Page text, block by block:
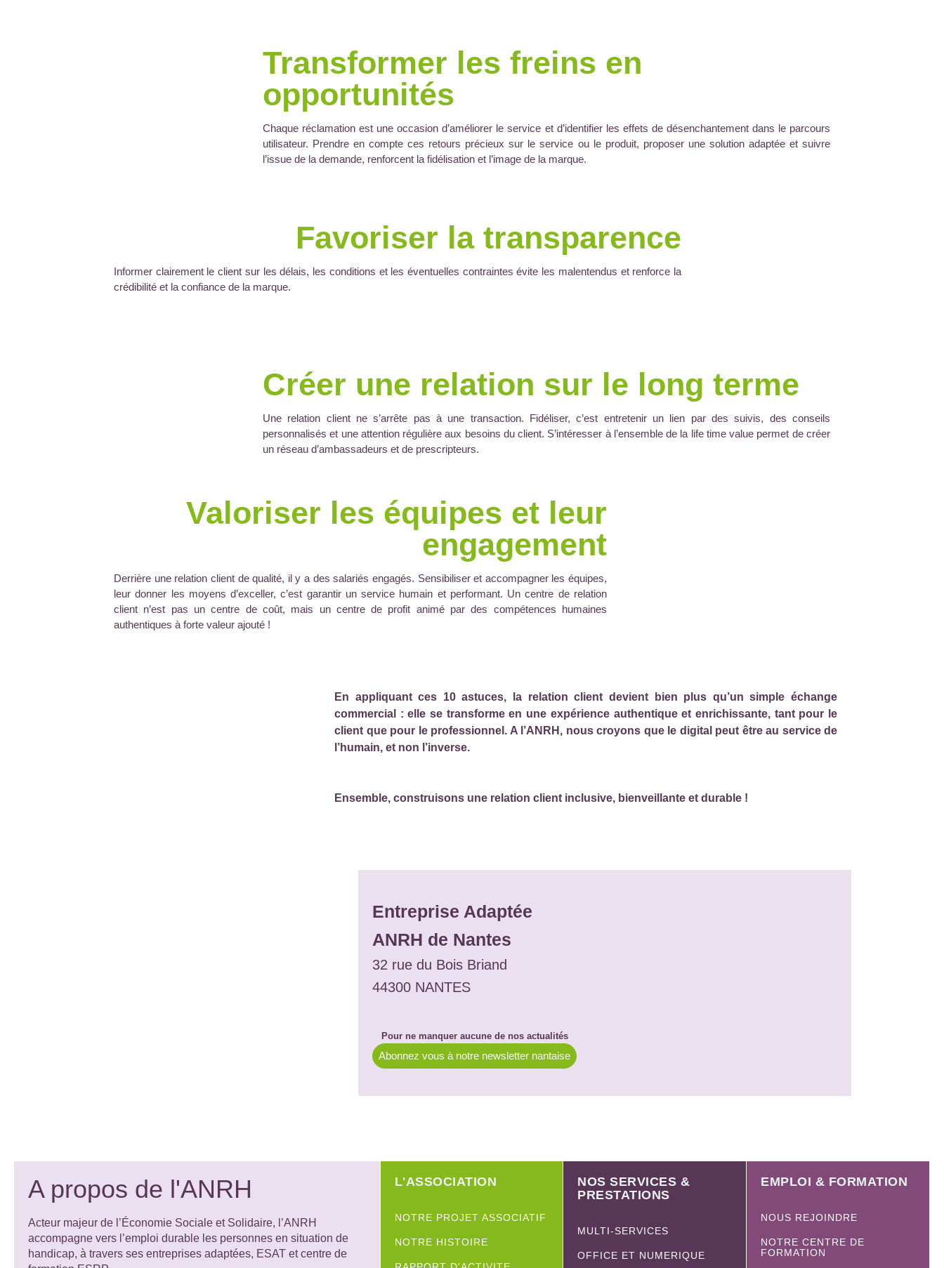
Transformer les freins en
opportunités
Chaque réclamation est une occasion d’améliorer le service et d’identifier les effets de désenchantement dans le parcours
utilisateur. Prendre en compte ces retours précieux sur le service ou le produit, proposer une solution adaptée et suivre
l’issue de la demande, renforcent la fidélisation et l’image de la marque.
Favoriser la transparence
Informer clairement le client sur les délais, les conditions et les éventuelles contraintes évite les malentendus et renforce la
crédibilité et la confiance de la marque.
Créer une relation sur le long terme
Une relation client ne s’arrête pas à une transaction. Fidéliser, c’est entretenir un lien par des suivis, des conseils
personnalisés et une attention régulière aux besoins du client. S’intéresser à l’ensemble de la life time value permet de créer
un réseau d’ambassadeurs et de prescripteurs.
Valoriser les équipes et leur
engagement
Derrière une relation client de qualité, il y a des salariés engagés. Sensibiliser et accompagner les équipes,
leur donner les moyens d’exceller, c’est garantir un service humain et performant. Un centre de relation
client n’est pas un centre de coût, mais un centre de profit animé par des compétences humaines
authentiques à forte valeur ajouté !
En appliquant ces 10 astuces, la relation client devient bien plus qu’un simple échange
commercial : elle se transforme en une expérience authentique et enrichissante, tant pour le
client que pour le professionnel. A l’ANRH, nous croyons que le digital peut être au service de
l’humain, et non l’inverse.
Ensemble, construisons une relation client inclusive, bienveillante et durable !
Entreprise Adaptée
ANRH de Nantes
32 rue du Bois Briand
44300 NANTES
Pour ne manquer aucune de nos actualités
Abonnez vous à notre newsletter nantaise
A propos de l'ANRH
Acteur majeur de l’Économie Sociale et Solidaire, l’ANRH
accompagne vers l’emploi durable les personnes en situation de
handicap, à travers ses entreprises adaptées, ESAT et centre de
L'ASSOCIATION
NOTRE PROJET ASSOCIATIF
NOTRE HISTOIRE
NOS SERVICES &
PRESTATIONS
MULTI-SERVICES
OFFICE ET NUMERIQUE
EMPLOI & FORMATION
NOUS REJOINDRE
NOTRE CENTRE DE
FORMATION